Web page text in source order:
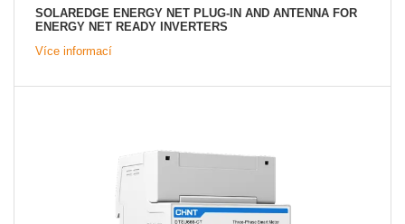
SOLAREDGE ENERGY NET PLUG-IN AND ANTENNA FOR
ENERGY NET READY INVERTERS
Více informací